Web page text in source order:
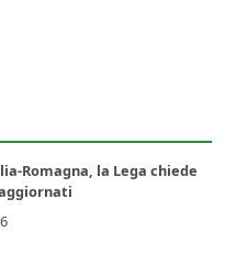
Romagna, la Lega chiede